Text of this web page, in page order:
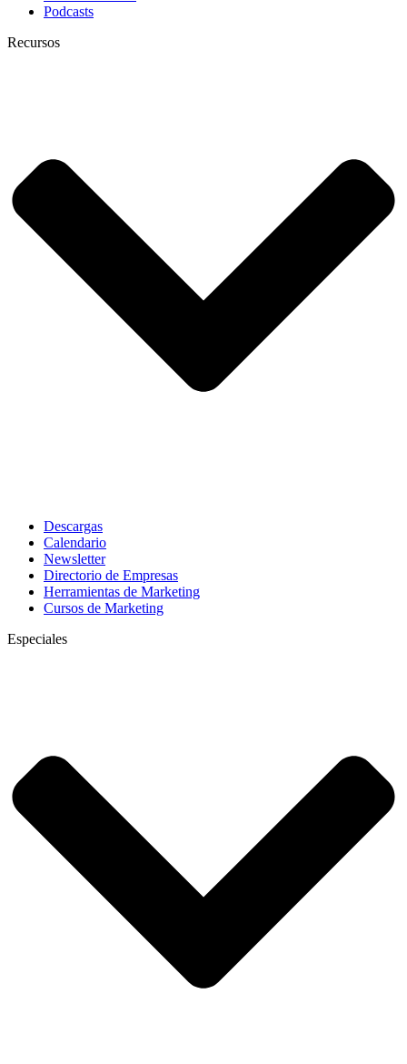
Podcasts
Recursos
Descargas
Calendario
Newsletter
Directorio de Empresas
Herramientas de Marketing
Cursos de Marketing
Especiales